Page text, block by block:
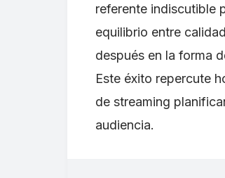
referente indiscutible
equilibrio entre
después en la forma
Este éxito repercute
de streaming
audiencia.